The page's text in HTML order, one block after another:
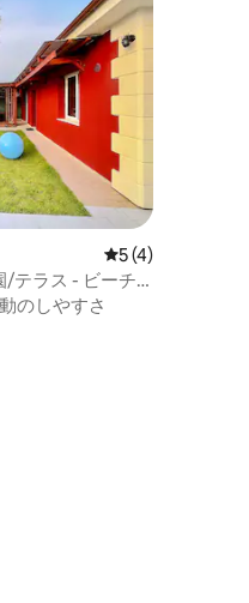
評価 レビュー4件、5
5 (4)
/テラス - ビーチ
のしやすさ